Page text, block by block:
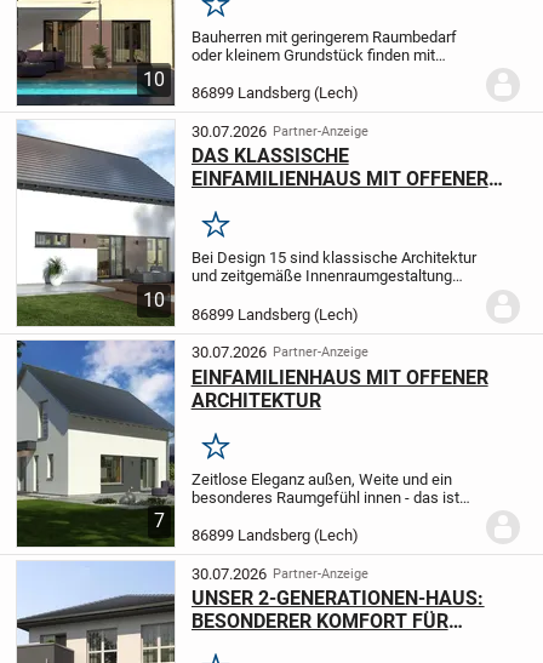
10
Merken
Bauherren mit geringerem Raumbedarf
oder kleinem Grundstück finden mit
Satteldachklassiker in Kubusform
überzeugt mit hohem Wohnkomfort und
lässt keine Wünsche offen....
86899 Landsberg (Lech)
10
30.07.2026 Partner-Anzeige
DAS KLASSISCHE
EINFAMILIENHAUS MIT OFFENER
Merken
Bei Design 15 sind klassische Architektur
und zeitgemäße Innenraumgestaltung
verteilt auf zwei Etagen, bieten einen
gehobenen Wohnkomfort. Durch den
großzügigen...
86899 Landsberg (Lech)
7
30.07.2026 Partner-Anzeige
EINFAMILIENHAUS MIT OFFENER
ARCHITEKTUR
Merken
Zeitlose Eleganz außen, Weite und ein
besonderes Raumgefühl innen - das ist
warten hier rund 135 m² auf zwei Ebenen
darauf, bezogen und mit Leben gefüllt
zu...
86899 Landsberg (Lech)
30.07.2026 Partner-Anzeige
UNSER 2-GE­NE­RA­TIO­NEN-HAUS:
BESONDERER KOMFORT FÜR